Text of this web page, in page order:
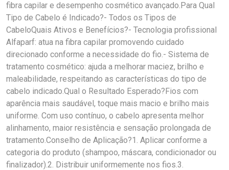
fibra capilar e desempenho cosmético avançado.Para Qual
Tipo de Cabelo é Indicado?- Todos os Tipos de
CabeloQuais Ativos e Benefícios?- Tecnologia profissional
Alfaparf: atua na fibra capilar promovendo cuidado
direcionado conforme a necessidade do fio.- Sistema de
tratamento cosmético: ajuda a melhorar maciez, brilho e
maleabilidade, respeitando as características do tipo de
cabelo indicado.Qual o Resultado Esperado?Fios com
aparência mais saudável, toque mais macio e brilho mais
uniforme. Com uso contínuo, o cabelo apresenta melhor
alinhamento, maior resistência e sensação prolongada de
tratamento.Conselho de Aplicação?1. Aplicar conforme a
categoria do produto (shampoo, máscara, condicionador ou
finalizador).2. Distribuir uniformemente nos fios.3.